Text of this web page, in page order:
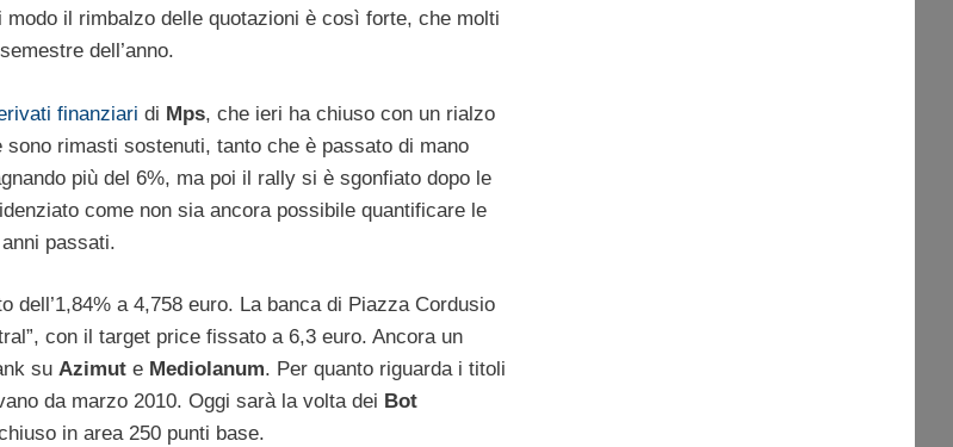
il rimbalzo delle quotazioni è così forte, che molti
dell’anno.
finanziari di Mps, che ieri ha chiuso con un rialzo
rimasti sostenuti, tanto che è passato di mano
più del 6%, ma poi il rally si è sgonfiato dopo le
come non sia ancora possibile quantificare le
passati.
dell’1,84% a 4,758 euro. La banca di Piazza Cordusio
con il target price fissato a 6,3 euro. Ancora un
su Azimut e Mediolanum. Per quanto riguarda i titoli
da marzo 2010. Oggi sarà la volta dei Bot
in area 250 punti base.